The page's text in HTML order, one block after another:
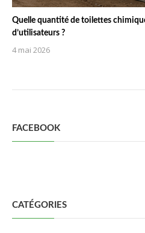
Quelle quantité de toilettes
d’utilisateurs ?
4 mai 2026
FACEBOOK
CATÉGORIES